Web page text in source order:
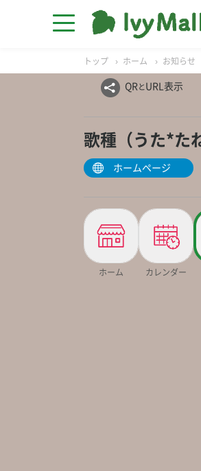
トップ ホーム お知らせ
QRとURL表示
歌種（うた*た
ホームページ
ホーム カレンダー